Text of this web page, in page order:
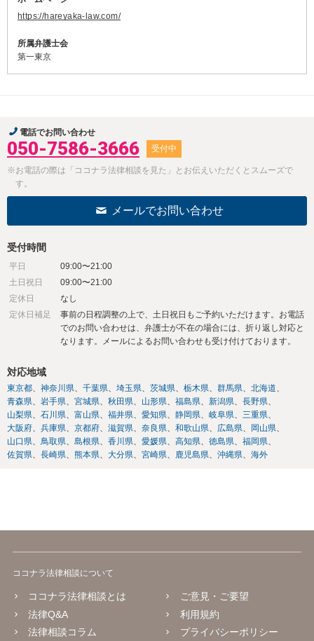
https://hareyaka-law.com/
所属弁護士会
第一東京
電話でお問い合わせ
050-7586-3666 受付中
※お電話の際は「ココナラ法律相談を見た」とお伝えいただくとスムーズで
す。
メールでお問い合わせ
受付時間
平日
09:00〜21:00
土日祝日
09:00〜21:00
定休日
なし
定休日補足
事前の日程調整の上で、土日祝日もご予約いただけます。お電話
でのお問い合わせは、弁護士が不在の場合には、折り返し対応と
なります。メールによるお問い合わせも受け付けております。
対応地域
東京都 神奈川県 千葉県 埼玉県 茨城県 栃木県 群馬県
北海道
青森県
岩手県 宮城県 秋田県 山形県 福島県 新潟県
長野県
山梨県
石川県 富山県 福井県 愛知県 静岡県 岐阜県
三重県
大阪府
兵庫県 京都府 滋賀県 奈良県 和歌山県 広島県
岡山県
山口県
鳥取県 島根県 香川県 愛媛県 高知県 徳島県
福岡県
佐賀県
長崎県 熊本県 大分県 宮崎県 鹿児島県 沖縄県 海外
ココナラ法律相談について
ココナラ法律相談とは
法律Q&A
法律相談コラム
ご意見・ご要望
利用規約
プライバシーポリシー